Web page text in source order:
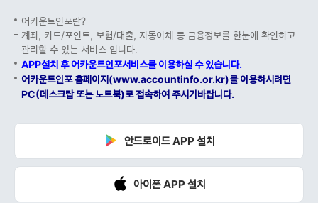
어카운트인포란?
계좌, 카드/포인트, 보험/대출, 자동이체 등 금융정보를 한눈에 확인하고
관리할 수 있는 서비스 입니다.
APP설치 후 어카운트인포서비스를 이용하실 수 있습니다.
어카운트인포 홈페이지(www.accountinfo.or.kr)를 이용하시려면
PC(데스크탑 또는 노트북)로 접속하여 주시기바랍니다.
안드로이드 APP 설치
아이폰 APP 설치